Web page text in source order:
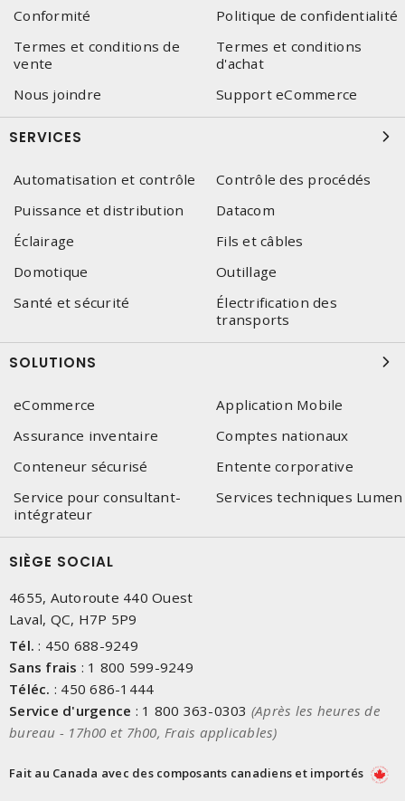
Conformité
Politique de confidentialité
Termes et conditions de
vente
Termes et conditions
d'achat
Nous joindre
Support eCommerce
SERVICES
Automatisation et contrôle
Contrôle des procédés
Puissance et distribution
Datacom
Éclairage
Fils et câbles
Domotique
Outillage
Santé et sécurité
Électrification des
transports
SOLUTIONS
eCommerce
Application Mobile
Assurance inventaire
Comptes nationaux
Conteneur sécurisé
Entente corporative
Service pour consultant-
intégrateur
Services techniques Lumen
SIÈGE SOCIAL
4655, Autoroute 440 Ouest
Laval, QC, H7P 5P9
Tél. : 450 688-9249
Sans frais : 1 800 599-9249
Téléc. : 450 686-1444
Service d'urgence : 1 800 363-0303 (Après les heures de
bureau - 17h00 et 7h00, Frais applicables)
Fait au Canada avec des composants canadiens et importés